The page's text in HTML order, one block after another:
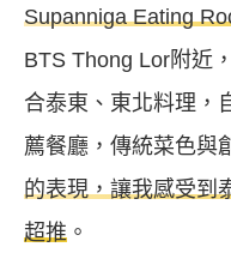
Supanniga Eating
BTS Thong Lor附近
合泰東、東北料理，
薦餐廳，傳統菜色與
的表現，讓我感受到
超推 。